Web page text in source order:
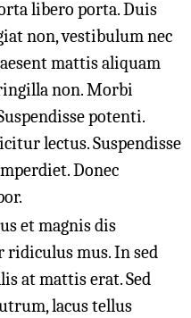
libero porta. Duis
non, vestibulum nec
mattis aliquam
non. Morbi
potenti.
lectus. Suspendisse
Donec
et magnis dis
mus. In sed
at mattis erat. Sed
lacus tellus